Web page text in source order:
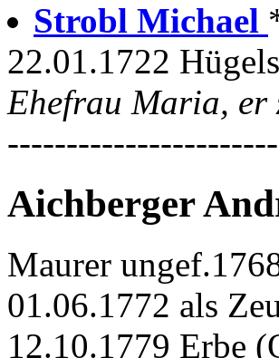
Strobl Michael
22.01.1722
Ehefrau Maria, er
Aichberger
Maurer
01.06.1772 als
12.10.1779 Erbe